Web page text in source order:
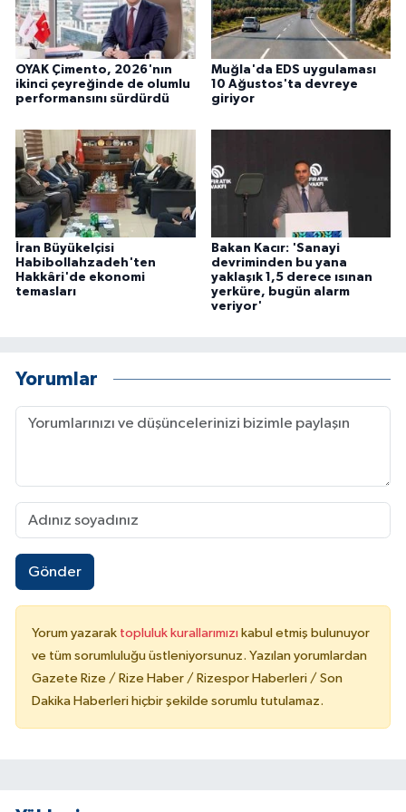
OYAK Çimento, 2026'nın
ikinci çeyreğinde de olumlu
performansını sürdürdü
Muğla'da EDS uygulaması
10 Ağustos'ta devreye
giriyor
İran Büyükelçisi
Habibollahzadeh'ten
Hakkâri'de ekonomi
temasları
Bakan Kacır: 'Sanayi
devriminden bu yana
yaklaşık 1,5 derece ısınan
yerküre, bugün alarm
veriyor'
Yorumlar
Gönder
Yorum yazarak topluluk kurallarımızı kabul etmiş bulunuyor
ve tüm sorumluluğu üstleniyorsunuz. Yazılan yorumlardan
Gazete Rize / Rize Haber / Rizespor Haberleri / Son
Dakika Haberleri hiçbir şekilde sorumlu tutulamaz.